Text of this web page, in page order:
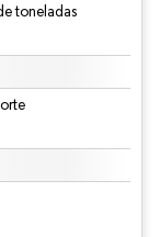
toneladas